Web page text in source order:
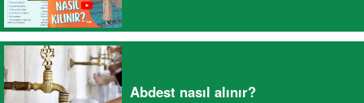
Abdest nasıl alınır?